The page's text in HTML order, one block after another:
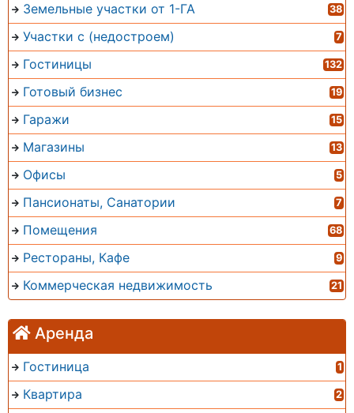
Земельные участки от 1-ГА 38
Участки с (недостроем) 7
Гостиницы 132
Готовый бизнес 19
Гаражи 15
Магазины 13
Офисы 5
Пансионаты, Санатории 7
Помещения 68
Рестораны, Кафе 9
Коммерческая недвижимость 21
Аренда
Гостиница 1
Квартира 2